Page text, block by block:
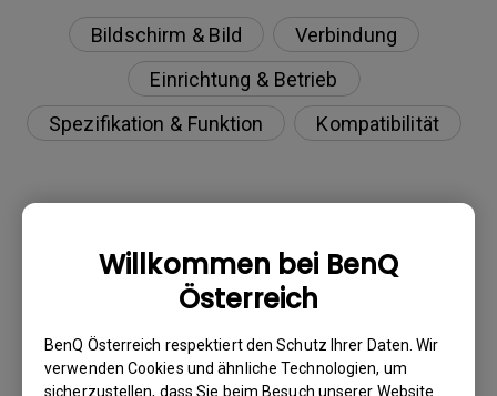
Willkommen bei BenQ
Österreich
BenQ Österreich respektiert den Schutz Ihrer Daten. Wir
verwenden Cookies und ähnliche Technologien, um
sicherzustellen, dass Sie beim Besuch unserer Website
Bildschirm & Bild
Verbindung
Einrichtung & Betrieb
Spezifikation & Funktion
Kompatibilität
Warum kann mein BenQ-Monitor über ein
USB-C(Typ C)-Kabel nicht ordnungsgemäß
angezeigt werden?
Wie kann ich Flimmern auf einem externen